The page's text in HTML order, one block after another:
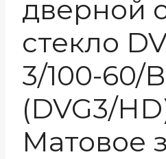
дверной
стекло
3/100-60/
(DVG3/
Матовое